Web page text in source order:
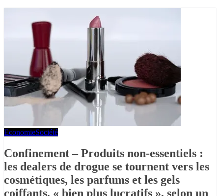
EconomieSociété
Confinement – Produits non-essentiels :
les dealers de drogue se tournent vers les
cosmétiques, les parfums et les gels
coiffants, « bien plus lucratifs », selon un